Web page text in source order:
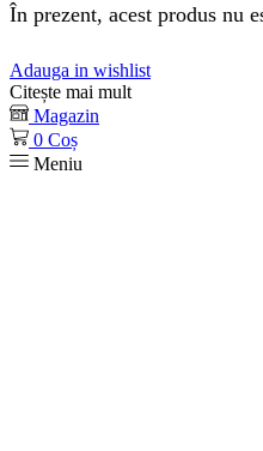
În prezent, acest produs nu
Adauga in wishlist
Citește mai mult
Magazin
0 Coș
Meniu